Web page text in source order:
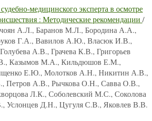
медицинского эксперта в осмотре
: Методические рекомендации /
А.Л., Баранов М.Л., Бородина А.А.,
Г.А., Вавилов А.Ю., Власюк И.В.,
А.В., Грачева К.В., Григорьев
Казымов М.А., Кильдюшов Е.М.,
Е.Ю., Молотков А.Н., Никитин А.В.,
Петров А.В., Рычкова О.Н., Савва О.В.,
Л.К., Соболевский М.С., Соколова
Услонцев Д.Н., Цугуля С.В., Яковлев В.В.